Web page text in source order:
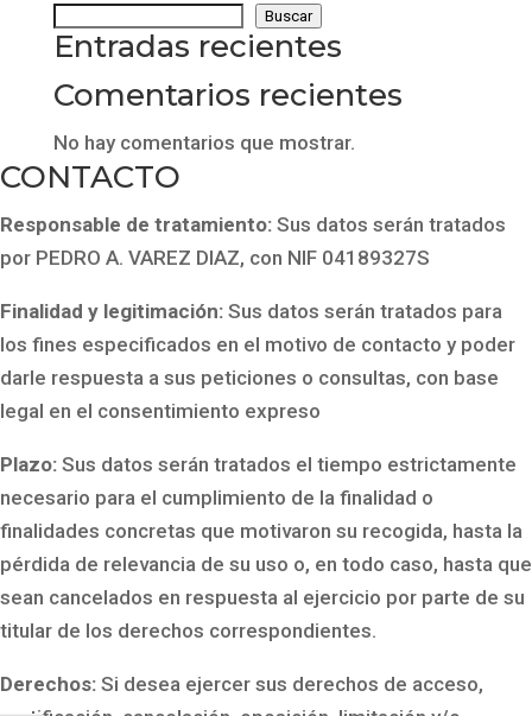
Buscar
Entradas recientes
Comentarios recientes
No hay comentarios que mostrar.
CONTACTO
Responsable de tratamiento: Sus datos serán tratados
por PEDRO A. VAREZ DIAZ, con NIF 04189327S
Finalidad y legitimación: Sus datos serán tratados para
los fines especificados en el motivo de contacto y poder
darle respuesta a sus peticiones o consultas, con base
legal en el consentimiento expreso
Plazo: Sus datos serán tratados el tiempo estrictamente
necesario para el cumplimiento de la finalidad o
finalidades concretas que motivaron su recogida, hasta la
pérdida de relevancia de su uso o, en todo caso, hasta que
sean cancelados en respuesta al ejercicio por parte de su
titular de los derechos correspondientes.
Derechos: Si desea ejercer sus derechos de acceso,